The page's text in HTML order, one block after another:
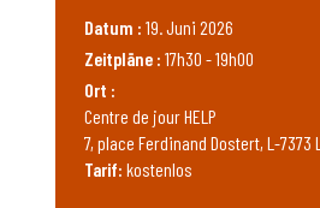
Datum : 19. Juni 2026
Zeitpläne : 17h30 - 19h00
Ort :
Centre de jour HELP
7, place Ferdinand Dostert, L-
Tarif: kostenlos